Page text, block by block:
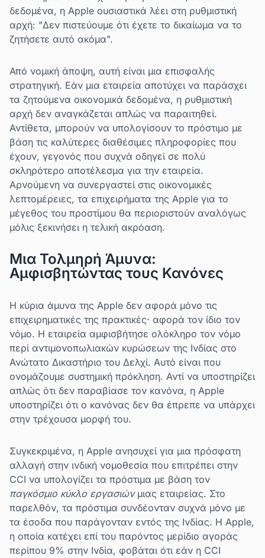
δεδομένα, η Apple ουσιαστικά λέει στη ρυθμιστική
αρχή: "Δεν πιστεύουμε ότι έχετε το δικαίωμα να το
ζητήσετε αυτό ακόμα".
Από νομική άποψη, αυτή είναι μια επισφαλής
στρατηγική. Εάν μια εταιρεία αποτύχει να παράσχει
τα ζητούμενα οικονομικά δεδομένα, η ρυθμιστική
αρχή δεν αναγκάζεται απλώς να παραιτηθεί.
Αντίθετα, μπορούν να υπολογίσουν το πρόστιμο με
βάση τις καλύτερες διαθέσιμες πληροφορίες που
έχουν, γεγονός που συχνά οδηγεί σε πολύ
σκληρότερο αποτέλεσμα για την εταιρεία.
Αρνούμενη να συνεργαστεί στις οικονομικές
λεπτομέρειες, τα επιχειρήματα της Apple για το
μέγεθος του προστίμου θα περιοριστούν αναλόγως
μόλις ξεκινήσει η τελική ακρόαση.
Μια Τολμηρή Άμυνα:
Αμφισβητώντας τους Κανόνες
Η κύρια άμυνα της Apple δεν αφορά μόνο τις
επιχειρηματικές της πρακτικές· αφορά τον ίδιο τον
νόμο. Η εταιρεία αμφισβήτησε ολόκληρο τον νόμο
περί αντιμονοπωλιακών κυρώσεων της Ινδίας στο
Ανώτατο Δικαστήριο του Δελχί. Αυτό είναι που
ονομάζουμε συστημική πρόκληση. Αντί να υποστηρίζει
απλώς ότι δεν παραβίασε τον κανόνα, η Apple
υποστηρίζει ότι ο κανόνας δεν θα έπρεπε να υπάρχει
στην τρέχουσα μορφή του.
Συγκεκριμένα, η Apple ανησυχεί για μια πρόσφατη
αλλαγή στην ινδική νομοθεσία που επιτρέπει στην
CCI να υπολογίζει τα πρόστιμα με βάση τον
παγκόσμιο κύκλο εργασιώνμιας εταιρείας. Στο
παρελθόν, τα πρόστιμα συνδέονταν συχνά μόνο με
τα έσοδα που παράγονταν εντός της Ινδίας. Η Apple,
η οποία κατέχει επί του παρόντος μερίδιο αγοράς
περίπου 9% στην Ινδία, φοβάται ότι εάν η CCI